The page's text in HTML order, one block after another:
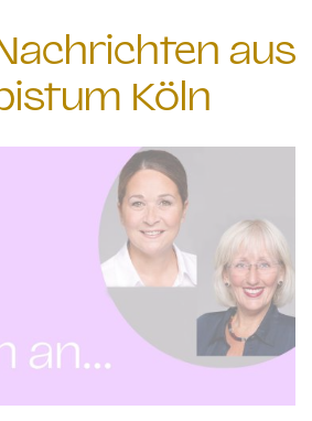
aus
Köln